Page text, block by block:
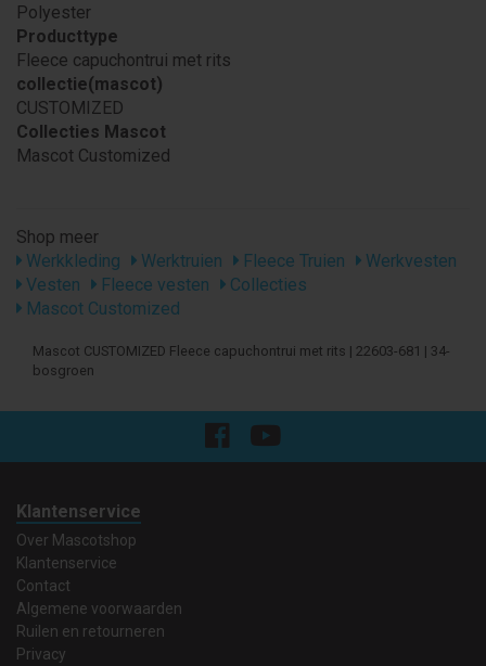
Polyester
Producttype
Fleece capuchontrui met rits
collectie(mascot)
CUSTOMIZED
Collecties Mascot
Mascot Customized
Shop meer
Werkkleding
Werktruien Fleece Truien
Werkvesten
Vesten
Fleece vesten
Collecties
Mascot Customized
Mascot CUSTOMIZED Fleece capuchontrui met rits | 22603-681 | 34-
bosgroen
Klantenservice
Over Mascotshop
Klantenservice
Contact
Algemene voorwaarden
Ruilen en retourneren
Privacy